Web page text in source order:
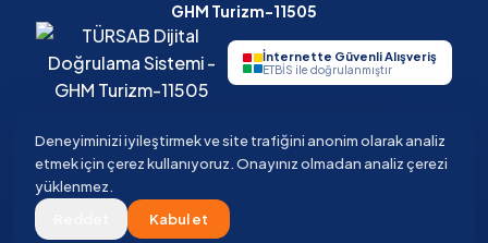
GHM Turizm-11505
İnternette Güvenli Alışveriş
ETBİS ile doğrulanmıştır
2026 Tourperia Seyahat Acentesi
GHM Turizm · TÜRSAB Belge No 11505 · Güvenli ödeme · 3D Secure
Deneyiminizi iyileştirmek ve site trafiğini anonim olarak analiz
etmek için çerez kullanıyoruz. Onayınız olmadan analiz çerezi
yüklenmez.
Kabul et